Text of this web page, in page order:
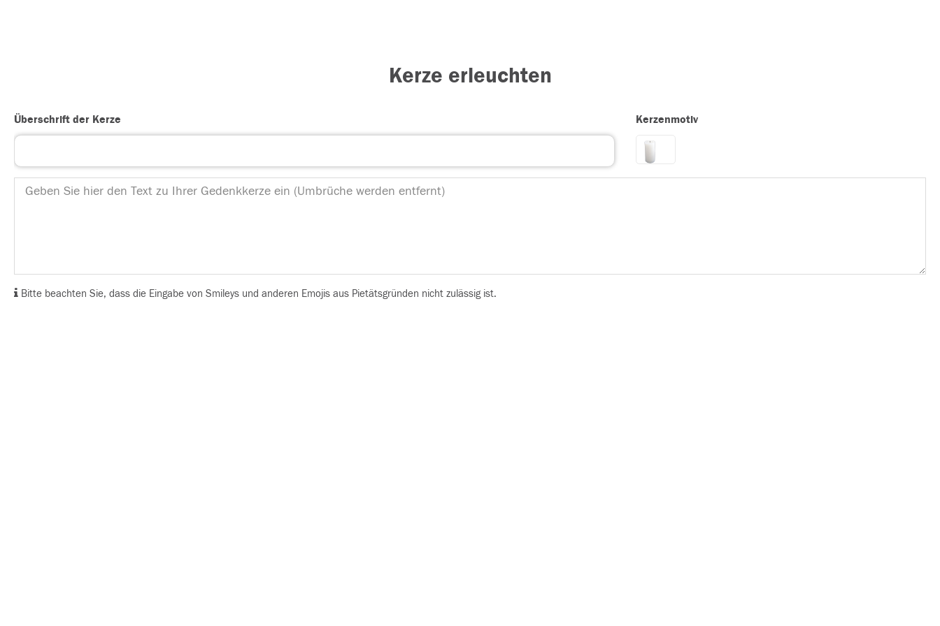
Kerze erleuchten
Überschrift der Kerze Kerzenmotiv
Bitte beachten Sie, dass die Eingabe von Smileys und anderen Emojis aus Pietätsgründen nicht zulässig ist.